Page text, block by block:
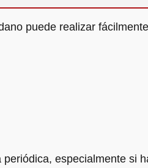
puede realizar
especialmente si